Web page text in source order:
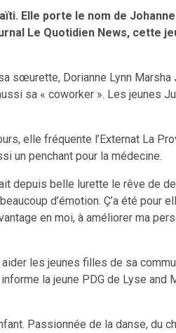
Elle porte le nom de
Le Quotidien News, cette
sœurette, Dorianne Lynn Marsha
sa « coworker ». Les jeunes
elle fréquente l’Externat La
un penchant pour la médecine.
depuis belle lurette le rêve de
d’émotion. Ç’a été pour
en moi, à améliorer ma
les jeunes filles de sa
la jeune PDG de Lyse and
Passionnée de la danse, du